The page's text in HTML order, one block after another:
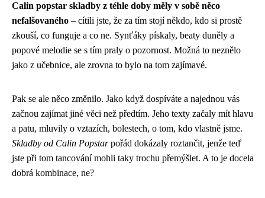
Calin popstar skladby z téhle doby měly v sobě něco
nefalšovaného – cítili jste, že za tím stojí někdo, kdo si prostě
zkouší, co funguje a co ne. Synťáky pískaly, beaty duněly a
popové melodie se s tím praly o pozornost. Možná to neznělo
jako z učebnice, ale zrovna to bylo na tom zajímavé.
Pak se ale něco změnilo. Jako když dospíváte a najednou vás
začnou zajímat jiné věci než předtím. Jeho texty začaly mít hlavu
a patu, mluvily o vztazích, bolestech, o tom, kdo vlastně jsme.
Skladby od Calin Popstarpořád dokázaly roztančit, jenže teď
jste při tom tancování mohli taky trochu přemýšlet. A to je docela
dobrá kombinace, ne?